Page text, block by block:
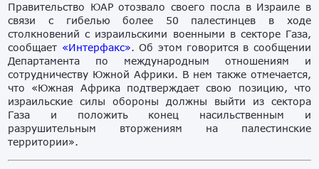
Правительство ЮАР отозвало своего посла в Израиле в
связи с гибелью более 50 палестинцев в ходе
столкновений с израильскими военными в секторе Газа,
сообщает «Интерфакс». Об этом говорится в сообщении
Департамента по международным отношениям и
сотрудничеству Южной Африки. В нем также отмечается,
что «Южная Африка подтверждает свою позицию, что
израильские силы обороны должны выйти из сектора
Газа и положить конец насильственным и
разрушительным вторжениям на палестинские
территории».